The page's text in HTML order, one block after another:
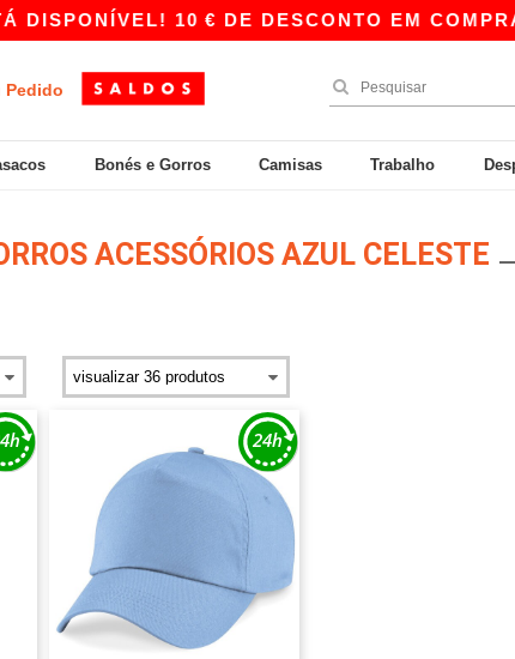
10 € DE DESCONTO EM
Pedido
Bonés e Gorros Camisas Trabalho
ACESSÓRIOS AZUL CELESTE